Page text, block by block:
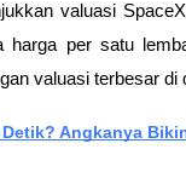
valuasi
harga per satu
valuasi terbesar di
Angkanya